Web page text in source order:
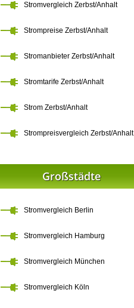
Stromvergleich Zerbst/Anhalt
Strompreise Zerbst/Anhalt
Stromanbieter Zerbst/Anhalt
Stromtarife Zerbst/Anhalt
Strom Zerbst/Anhalt
Strompreisvergleich Zerbst/Anhalt
Großstädte
Stromvergleich Berlin
Stromvergleich Hamburg
Stromvergleich München
Stromvergleich Köln